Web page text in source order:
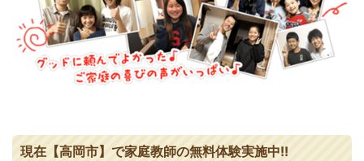
現在【高岡市】で家庭教師の無料体験実施中!!